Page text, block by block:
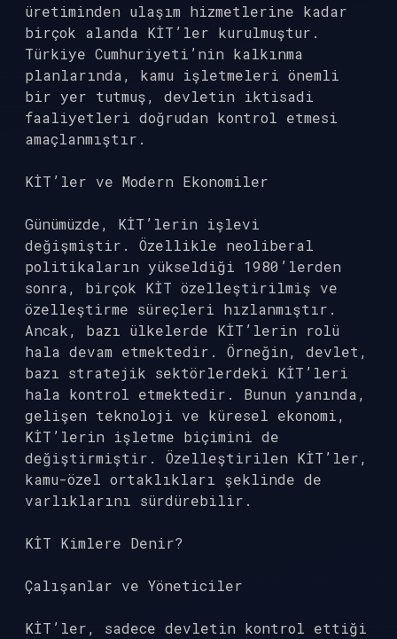
üretiminden ulaşım hizmetlerine kadar
birçok alanda KİT’ler kurulmuştur.
Türkiye Cumhuriyeti’nin kalkınma
planlarında, kamu işletmeleri önemli
bir yer tutmuş, devletin iktisadi
faaliyetleri doğrudan kontrol etmesi
amaçlanmıştır.
KİT’ler ve Modern Ekonomiler
Günümüzde, KİT’lerin işlevi
değişmiştir. Özellikle neoliberal
politikaların yükseldiği 1980’lerden
sonra, birçok KİT özelleştirilmiş ve
özelleştirme süreçleri hızlanmıştır.
Ancak, bazı ülkelerde KİT’lerin rolü
hala devam etmektedir. Örneğin, devlet,
bazı stratejik sektörlerdeki KİT’leri
hala kontrol etmektedir. Bunun yanında,
gelişen teknoloji ve küresel ekonomi,
KİT’lerin işletme biçimini de
değiştirmiştir. Özelleştirilen KİT’ler,
kamu-özel ortaklıkları şeklinde de
varlıklarını sürdürebilir.
KİT Kimlere Denir?
Çalışanlar ve Yöneticiler
KİT’ler, sadece devletin kontrol ettiği